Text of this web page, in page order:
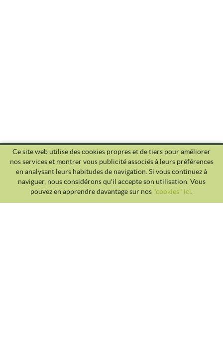
Ce site web utilise des cookies propres et de tiers pour améliorer
nos services et montrer vous publicité associés à leurs préférences
en analysant leurs habitudes de navigation. Si vous continuez à
naviguer, nous considérons qu'il accepte son utilisation. Vous
pouvez en apprendre davantage sur nos "cookies" ici